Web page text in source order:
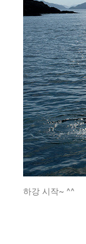
하강 시작~ ^^